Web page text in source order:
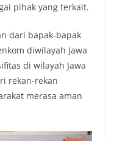
pihak yang terkait.
dari bapak-bapak
diwilayah Jawa
di wilayah Jawa
rekan-rekan
merasa aman